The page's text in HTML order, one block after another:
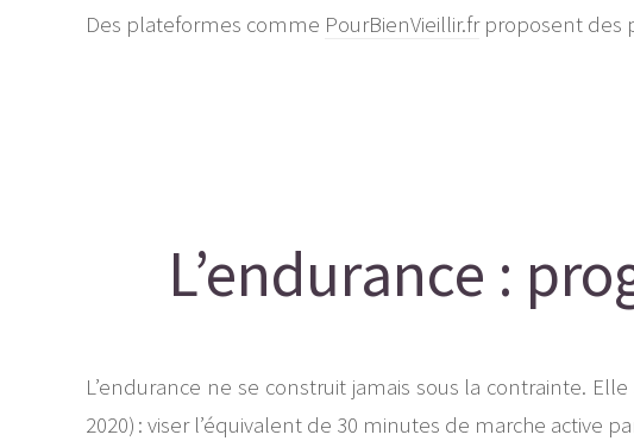
Des plateformes comme PourBienVieillir.frproposent des
L’endurance :
L’endurance ne se construit jamais sous la contrainte.
2020) : viser l’équivalent de 30 minutes de marche active